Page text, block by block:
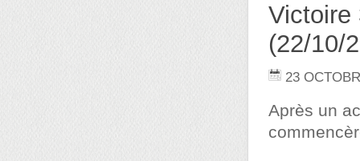
Victoire
(22/10/
23
Après un